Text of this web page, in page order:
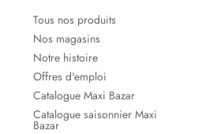
Tous nos produits
Nos magasins
Notre histoire
Offres d'emploi
Catalogue Maxi Bazar
Catalogue saisonnier Maxi
Bazar